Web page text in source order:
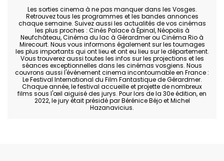
Les sorties cinema à ne pas manquer dans les Vosges.
Retrouvez tous les programmes et les bandes annonces
chaque semaine. Suivez aussi les actualités de vos cinémas
les plus proches : Cinés Palace à Épinal, Néopolis à
Neufchâteau, Cinéma du lac à Gérardmer ou Cinéma Rio à
Mirecourt. Nous vous informons également sur les tournages
les plus importants qui ont lieu et ont eu lieu sur le département.
Vous trouverez aussi toutes les infos sur les projections et les
séances exceptionnelles dans les cinémas vosgiens. Nous
couvrons aussi l'événement cinema incontournable en France :
Le Festival International du Film Fantastique de Gérardmer.
Chaque année, le festival accueille et projette de nombreux
films sous l'œil aiguisé des jurys. Pour lors de la 30e édition, en
2022, le jury était présidé par Bérénice Béjo et Michel
Hazanavicius.